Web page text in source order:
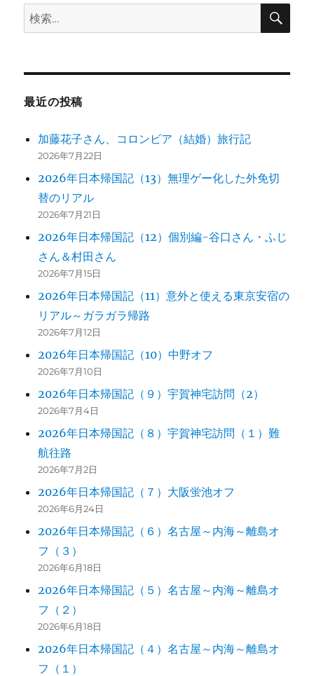
ョ
検
索:
検
最近の投稿
加藤花子さん、コロンビア（結婚）旅行記
2026年7月22日
2026年日本帰国記（13）無理ゲー化した外免切
替のリアル
2026年7月21日
2026年日本帰国記（12）個別編-谷口さん・ふじ
さん＆村田さん
2026年7月15日
2026年日本帰国記（11）意外と使える東京安宿の
リアル～ガラガラ帰路
2026年7月12日
2026年日本帰国記（10）中野オフ
2026年7月10日
2026年日本帰国記（９）宇賀神宅訪問（2）
2026年7月4日
2026年日本帰国記（８）宇賀神宅訪問（１）難
航往路
2026年7月2日
2026年日本帰国記（７）大阪蛍池オフ
2026年6月24日
2026年日本帰国記（６）名古屋～内海～離島オ
フ（３）
2026年6月18日
2026年日本帰国記（５）名古屋～内海～離島オ
フ（２）
2026年6月18日
2026年日本帰国記（４）名古屋～内海～離島オ
フ（１）